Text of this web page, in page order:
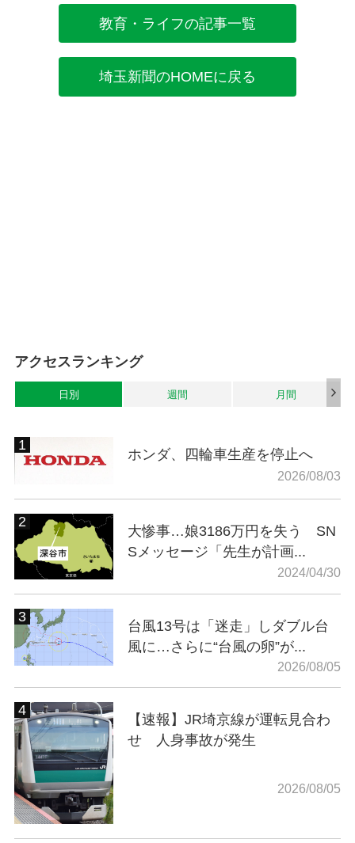
教育・ライフの記事一覧
埼玉新聞のHOMEに戻る
アクセスランキング
日別 週間 月間
ホンダ、四輪車生産を停止へ
2026/08/03
大惨事…娘3186万円を失う SN
Sメッセージ「先生が計画...
2024/04/30
台風13号は「迷走」しダブル台
風に…さらに“台風の卵”が...
2026/08/05
【速報】JR埼京線が運転見合わ
せ 人身事故が発生
2026/08/05